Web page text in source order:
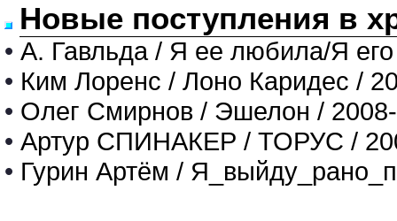
Новые поступления в
• А. Гавльда / Я ее любила/Я
• Ким Лоренс / Лоно Каридес /
• Олег Смирнов / Эшелон /
• Артур СПИНАКЕР / ТОРУС /
• Гурин Артём /